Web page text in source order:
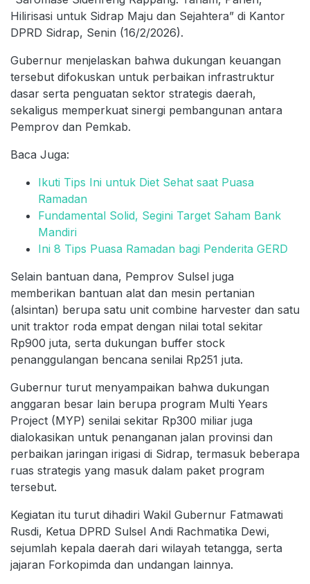
Hilirisasi untuk Sidrap Maju dan Sejahtera” di Kantor
DPRD Sidrap, Senin (16/2/2026).
Gubernur menjelaskan bahwa dukungan keuangan
tersebut difokuskan untuk perbaikan infrastruktur
dasar serta penguatan sektor strategis daerah,
sekaligus memperkuat sinergi pembangunan antara
Pemprov dan Pemkab.
Baca Juga:
Ikuti Tips Ini untuk Diet Sehat saat Puasa
Ramadan
Fundamental Solid, Segini Target Saham Bank
Mandiri
Ini 8 Tips Puasa Ramadan bagi Penderita GERD
Selain bantuan dana, Pemprov Sulsel juga
memberikan bantuan alat dan mesin pertanian
(alsintan) berupa satu unit combine harvester dan satu
unit traktor roda empat dengan nilai total sekitar
Rp900 juta, serta dukungan buffer stock
penanggulangan bencana senilai Rp251 juta.
Gubernur turut menyampaikan bahwa dukungan
anggaran besar lain berupa program Multi Years
Project (MYP) senilai sekitar Rp300 miliar juga
dialokasikan untuk penanganan jalan provinsi dan
perbaikan jaringan irigasi di Sidrap, termasuk beberapa
ruas strategis yang masuk dalam paket program
tersebut.
Kegiatan itu turut dihadiri Wakil Gubernur Fatmawati
Rusdi, Ketua DPRD Sulsel Andi Rachmatika Dewi,
sejumlah kepala daerah dari wilayah tetangga, serta
jajaran Forkopimda dan undangan lainnya.